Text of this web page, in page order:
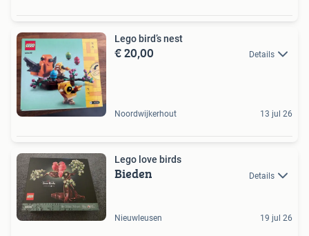
Lego bird’s nest
€ 20,00 Details
Noordwijkerhout 13 jul 26
Lego love birds
Bieden Details
Nieuwleusen 19 jul 26